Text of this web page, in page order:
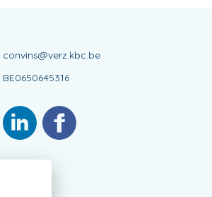
convins@verz.kbc.be
BE0650645316